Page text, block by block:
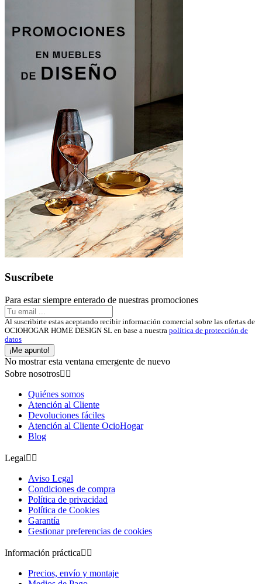
Suscríbete
Para estar siempre enterado de nuestras promociones
Al suscribirte estas aceptando recibir información comercial sobre las ofertas de
OCIOHOGAR HOME DESIGN SL en base a nuestra política de protección de
datos
¡Me apunto!
No mostrar esta ventana emergente de nuevo
Sobre nosotros 
Quiénes somos
Atención al Cliente
Devoluciones fáciles
Atención al Cliente OcioHogar
Blog
Legal 
Aviso Legal
Condiciones de compra
Política de privacidad
Política de Cookies
Garantía
Gestionar preferencias de cookies
Información práctica 
Precios, envío y montaje